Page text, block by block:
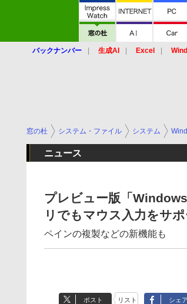
バックナンバー 生成AI Excel
窓の杜 システム・ファイル システム
ニュース
プレビュー版「
リでもマウス入力をサポ
ペインの複製などの新機能も
ポスト リスト シェア